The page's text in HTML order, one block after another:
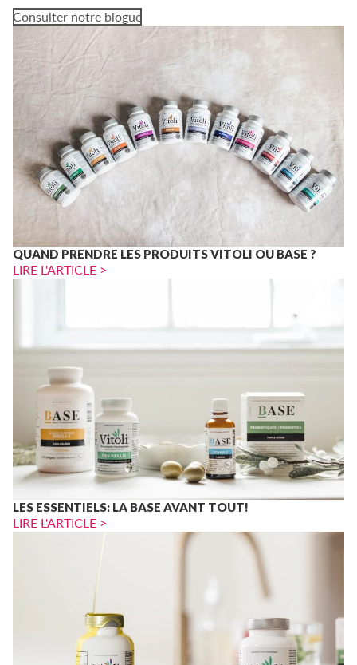
Consulter notre blogue
QUAND PRENDRE LES PRODUITS VITOLI OU BASE ?
LIRE L'ARTICLE >
LES ESSENTIELS: LA BASE AVANT TOUT!
LIRE L'ARTICLE >